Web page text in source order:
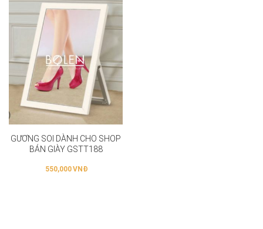
GƯƠNG SOI DÀNH CHO SHOP
BÁN GIÀY GSTT188
550,000VNĐ